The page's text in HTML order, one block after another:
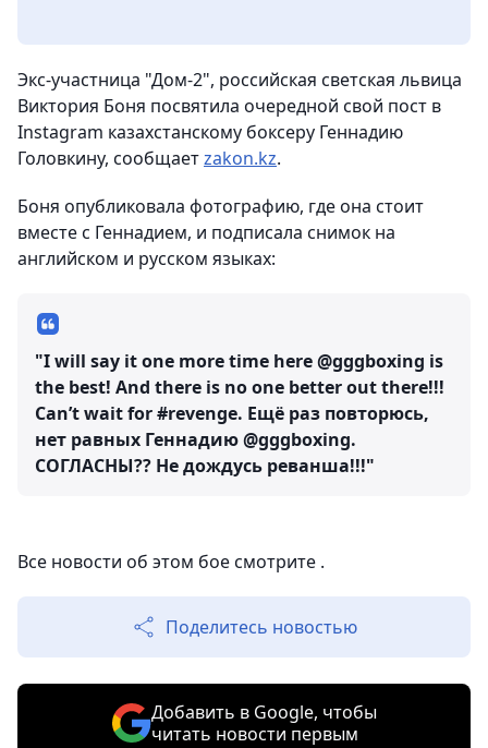
Экс-участница "Дом-2", российская светская львица
Виктория Боня посвятила очередной свой пост в
Instagram казахстанскому боксеру Геннадию
Головкину, сообщаетzakon.kz.
Боня опубликовала фотографию, где она стоит
вместе с Геннадием, и подписала снимок на
английском и русском языках:
"I will say it one more time here @gggboxing is
the best! And there is no one better out there!!!
Can’t wait for #revenge. Ещё раз повторюсь,
нет равных Геннадию @gggboxing.
СОГЛАСНЫ?? Не дождусь реванша!!!"
Все новости об этом бое смотрите .
Поделитесь новостью
Добавить в Google, чтобы
читать новости первым